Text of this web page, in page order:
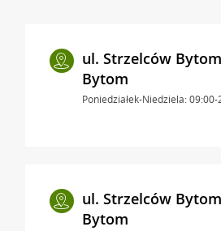
ul. Strzelców
Bytom
Poniedziałek-Niedziela: 09:00-
ul. Strzelców
Bytom